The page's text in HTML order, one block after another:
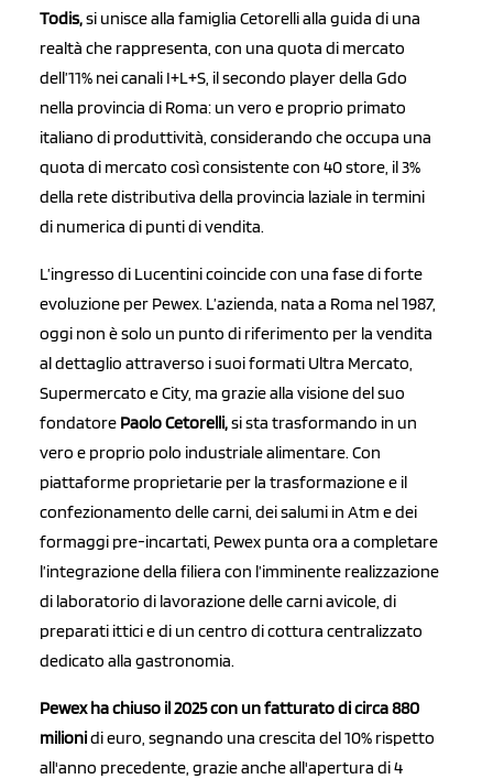
Todis,si unisce alla famiglia Cetorelli alla guida di una
realtà che rappresenta, con una quota di mercato
dell’11% nei canali I+L+S, il secondo player della Gdo
nella provincia di Roma: un vero e proprio primato
italiano di produttività, considerando che occupa una
quota di mercato così consistente con 40 store, il 3%
della rete distributiva della provincia laziale in termini
di numerica di punti di vendita.
L’ingresso di Lucentini coincide con una fase di forte
evoluzione per Pewex. L’azienda, nata a Roma nel 1987,
oggi non è solo un punto di riferimento per la vendita
al dettaglio attraverso i suoi formati Ultra Mercato,
Supermercato e City, ma grazie alla visione del suo
fondatore Paolo Cetorelli,si sta trasformando in un
vero e proprio polo industriale alimentare. Con
piattaforme proprietarie per la trasformazione e il
confezionamento delle carni, dei salumi in Atm e dei
formaggi pre-incartati, Pewex punta ora a completare
l’integrazione della filiera con l’imminente realizzazione
di laboratorio di lavorazione delle carni avicole, di
preparati ittici e di un centro di cottura centralizzato
dedicato alla gastronomia.
Pewex ha chiuso il 2025 con un fatturato di circa 880
milionidi euro, segnando una crescita del 10% rispetto
all'anno precedente, grazie anche all'apertura di 4